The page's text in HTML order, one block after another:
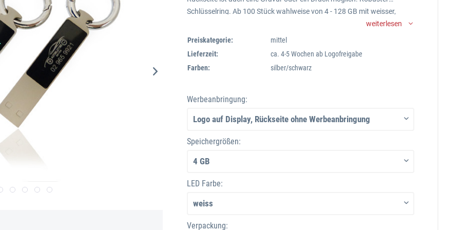
Schlüsselring. Ab 100 Stück wahlweise von 4 - 128 GB mit weisser,
weiterlesen
Preiskategorie:
mittel
Lieferzeit:
ca. 4-5 Wochen ab Logofreigabe
Farben:
silber/schwarz
Werbeanbringung:
Speichergrößen:
LED Farbe:
Verpackung: